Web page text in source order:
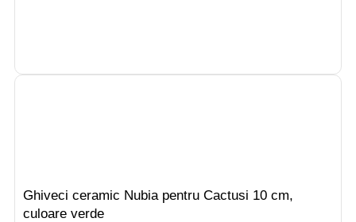
Ghiveci ceramic Nubia pentru Cactusi 10 cm,
culoare verde